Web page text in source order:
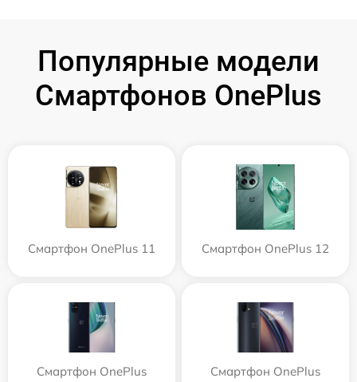
Популярные модели
Смартфонов OnePlus
Смартфон OnePlus 11 Смартфон OnePlus 12
Смартфон OnePlus
Смартфон OnePlus